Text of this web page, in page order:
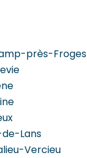
près-Froges
Lans
Vercieu